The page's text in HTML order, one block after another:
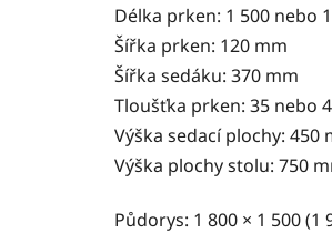
Délka prken: 1 500 nebo
Šířka prken: 120 mm
Šířka sedáku: 370 mm
Tloušťka prken: 35 nebo
Výška sedací plochy: 450
Výška plochy stolu: 750
Půdorys: 1 800 × 1 500 (1